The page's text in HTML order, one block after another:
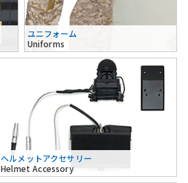
ユニフォーム
Uniforms
ヘルメットアクセサリー
Helmet Accessory